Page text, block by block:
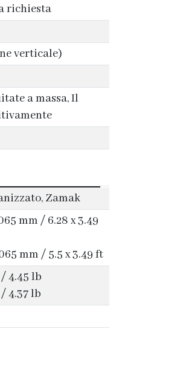
richiesta
verticale)
a massa, Il
Zamak
mm / 6.28 x 3.49
mm / 5.5 x 3.49 ft
4.45 lb
4.37 lb